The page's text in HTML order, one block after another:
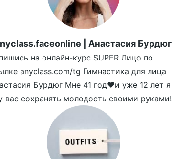
| Анастасия Бурдюг
на онлайн-курс SUPER Лицо по
anyclass.com/tg Гимнастика для лица
Бурдюг Мне 41 год❤️и уже 12 лет я
вас сохранять молодость своими руками!